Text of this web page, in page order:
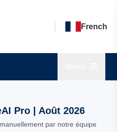
French
Pro | Août 2026
par notre équipe